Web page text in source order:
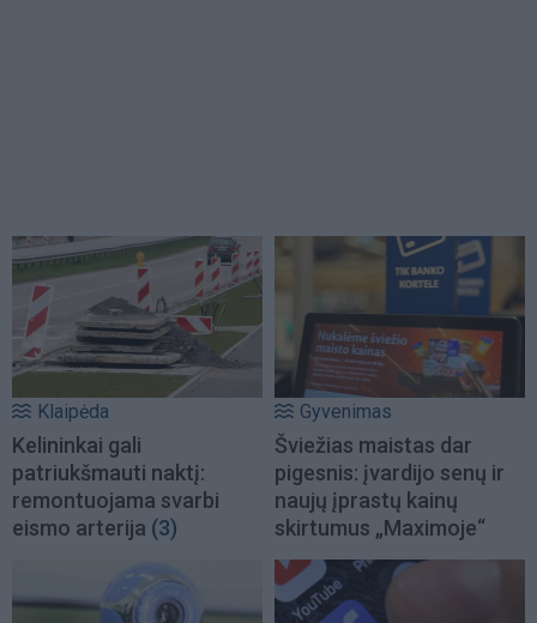
Klaipėda
Kelininkai gali
patriukšmauti naktį:
remontuojama svarbi
eismo arterija (3)
Gyvenimas
Šviežias maistas dar
pigesnis: įvardijo senų ir
naujų įprastų kainų
skirtumus „Maximoje“